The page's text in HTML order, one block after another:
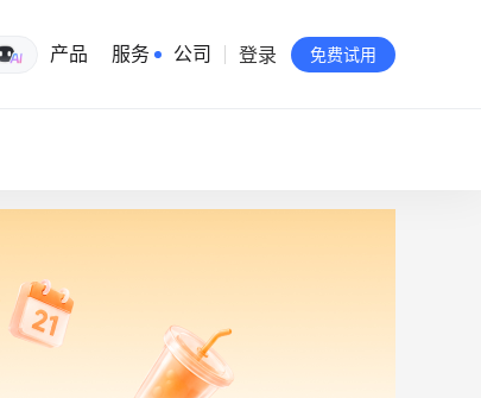
生意专家
产品 服务 公司
有赞公益
登录 免费试用